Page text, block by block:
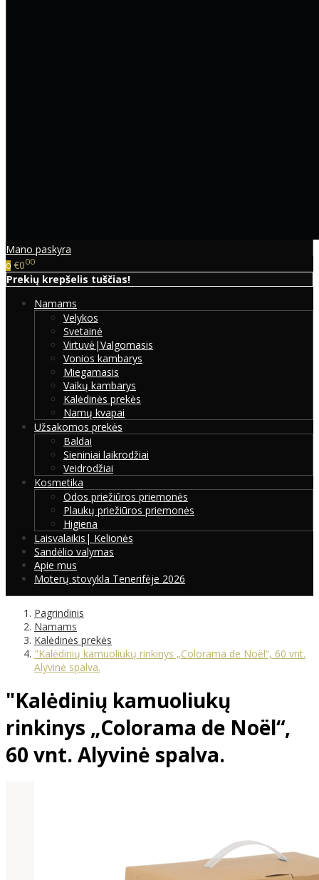
Mano paskyra
0 €000
Prekių krepšelis tuščias!
Namams
Velykos
Svetainė
Virtuvė|Valgomasis
Vonios kambarys
Miegamasis
Vaikų kambarys
Kalėdinės prekės
Namų kvapai
Užsakomos prekės
Baldai
Sieniniai laikrodžiai
Veidrodžiai
Kosmetika
Odos priežiūros priemonės
Plaukų priežiūros priemonės
Higiena
Laisvalaikis| Kelionės
Sandėlio valymas
Apie mus
Moterų stovykla Tenerifėje 2026
Pagrindinis
Namams
Kalėdinės prekės
"Kalėdinių kamuoliukų rinkinys „Colorama de Noël“, 60 vnt.
Alyvinė spalva.
"Kalėdinių kamuoliukų
rinkinys „Colorama de Noël“,
60 vnt. Alyvinė spalva.